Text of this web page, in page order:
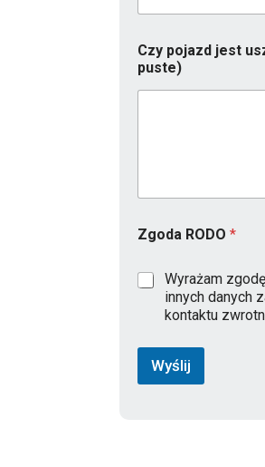
Czy pojazd jest
puste)
g
d
a
Zgoda RODO *
Wyrażam
innych danych
kontaktu
Wyślij